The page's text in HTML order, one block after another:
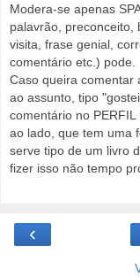
Modera-se apenas
palavrão, preconceito,
visita, frase genial,
comentário etc.) pode.
Caso queira comentar
ao assunto, tipo
comentário no
ao lado, que tem uma
serve tipo de um livro
fizer isso não tempo
‹